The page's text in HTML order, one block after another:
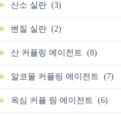
산소 실란 (3)
벤질 실란 (2)
산 커플링 에이전트 (8)
알코올 커플링 에이전트 (7)
옥심 커플 링 에이전트 (6)